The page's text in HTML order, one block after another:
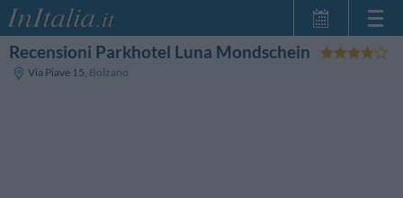
Home Page
Recensioni Parkhotel Luna Mondschein
Via Piave 15, Bolzano